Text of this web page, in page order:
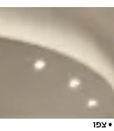
צפו